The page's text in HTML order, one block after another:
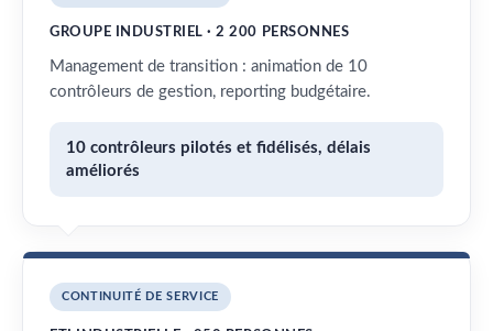
GROUPE INDUSTRIEL · 2 200 PERSONNES
Management de transition : animation de 10
contrôleurs de gestion, reporting budgétaire.
10 contrôleurs pilotés et fidélisés, délais
améliorés
CONTINUITÉ DE SERVICE